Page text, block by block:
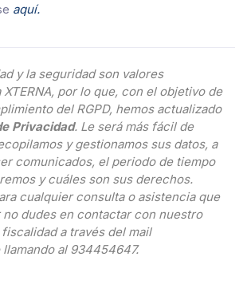
aquí.
y la seguridad son valores
por lo que, con el objetivo de
del RGPD, hemos actualizado
Privacidad. Le será más fácil de
y gestionamos sus datos, a
comunicados, el periodo de tiempo
y cuáles son sus derechos.
cualquier consulta o asistencia que
dudes en contactar con nuestro
a través del mail
al 934454647.